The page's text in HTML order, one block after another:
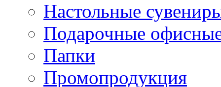
Настольные
Подарочные
Папки
Промопродукция